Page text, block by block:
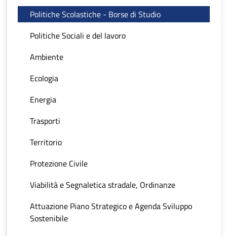
Politiche Scolastiche - Borse di Studio
Politiche Sociali e del lavoro
Ambiente
Ecologia
Energia
Trasporti
Territorio
Protezione Civile
Viabilità e Segnaletica stradale, Ordinanze
Attuazione Piano Strategico e Agenda Sviluppo
Sostenibile